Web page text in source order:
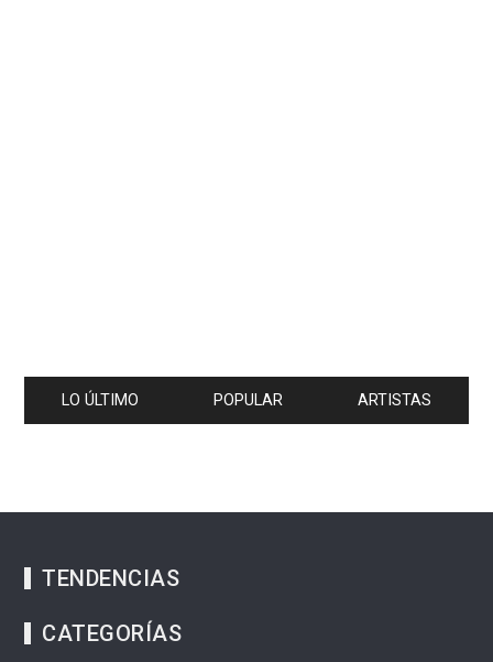
LO ÚLTIMO POPULAR ARTISTAS
TENDENCIAS
CATEGORÍAS